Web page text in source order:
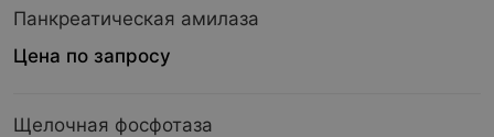
Панкреатическая амилаза
Цена по запросу
Щелочная фосфотаза